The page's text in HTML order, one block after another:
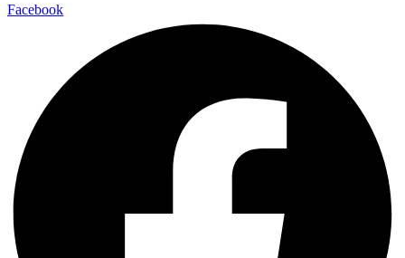
Facebook